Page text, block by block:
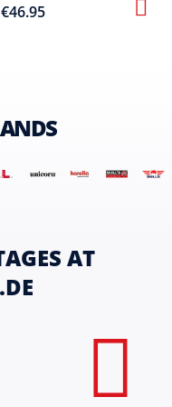
€46.95
AT